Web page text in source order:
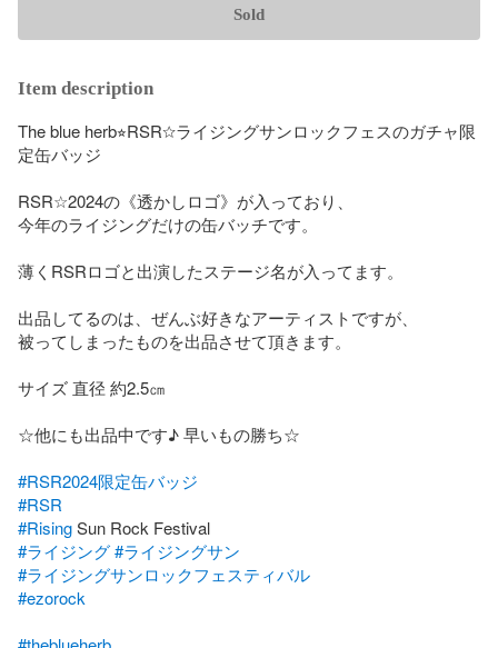
Sold
Item description
The blue herb⭐︎RSR☆ライジングサンロックフェスのガチャ限
定缶バッジ
RSR☆2024の《透かしロゴ》が入っており、
今年のライジングだけの缶バッチです。
薄くRSRロゴと出演したステージ名が入ってます。
出品してるのは、ぜんぶ好きなアーティストですが、
被ってしまったものを出品させて頂きます。
サイズ 直径 約2.5㎝
☆他にも出品中です♪ 早いもの勝ち☆
#RSR2024限定缶バッジ
#RSR
#Rising
#ライジング#ライジングサン
#ライジングサンロックフェスティバル
#ezorock